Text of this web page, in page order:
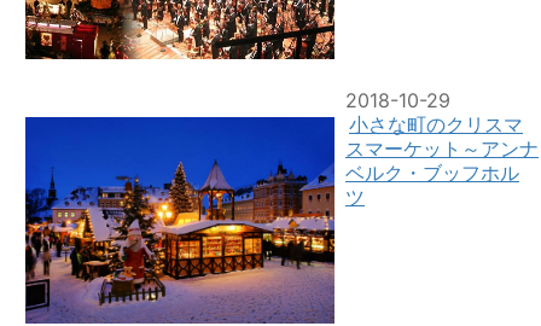
2018-10-29
小さな町のクリスマ
スマーケット～アンナ
ベルク・ブッフホル
ツ